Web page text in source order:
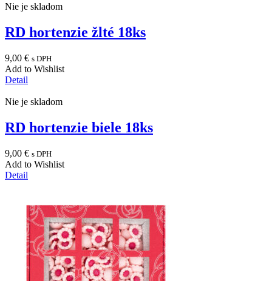
Nie je skladom
RD hortenzie žlté 18ks
9,00 € s DPH
Add to Wishlist
Detail
Nie je skladom
RD hortenzie biele 18ks
9,00 € s DPH
Add to Wishlist
Detail